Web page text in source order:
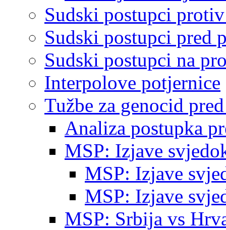
Sudski postupci
Sudski postupci pred
Sudski postupci na
Interpolove potjernice
Tužbe za genocid
Analiza postupka
MSP: Izjave
MSP: Izjave
MSP: Izjave
MSP: Srbija vs